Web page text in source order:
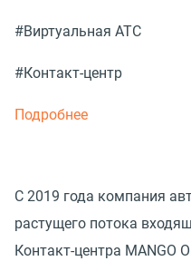
#Виртуальная АТС
#Контакт-центр
Подробнее
С 2019 года компания
растущего потока
Контакт-центра MANGO